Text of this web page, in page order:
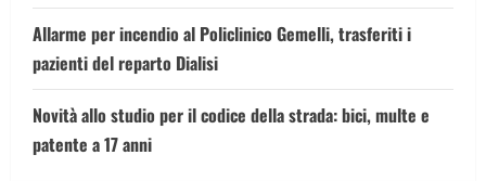
Allarme per incendio al Policlinico Gemelli, trasferiti i
pazienti del reparto Dialisi
Novità allo studio per il codice della strada: bici, multe e
patente a 17 anni